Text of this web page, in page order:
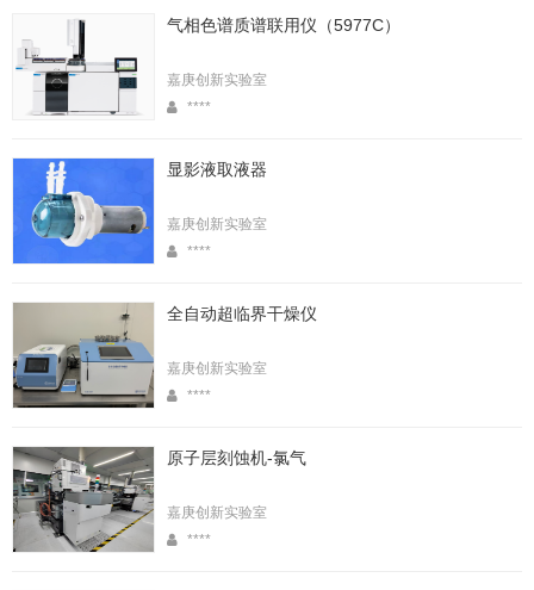
气相色谱质谱联用仪（5977C）
嘉庚创新实验室
****
显影液取液器
嘉庚创新实验室
****
全自动超临界干燥仪
嘉庚创新实验室
****
原子层刻蚀机-氯气
嘉庚创新实验室
****